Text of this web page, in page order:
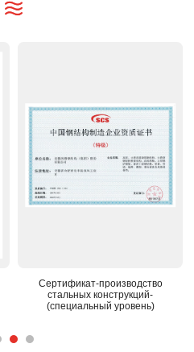
Национальный признанный
центр исследований и разработок